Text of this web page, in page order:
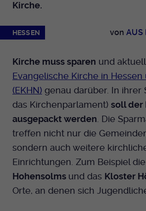
Kirche.
HESSEN vonAUS
Kirche muss sparen und
Evangelische Kirche in Hessen
(EKHN) genau darüber. In ihrer
das Kirchenparlament) soll der
ausgepackt werden . Die
treffen nicht nur die
sondern auch weitere
Einrichtungen. Zum Beispiel die
Hohensolms und das Kloster
Orte, an denen sich
Backend eingelogged
Name fe_typo_user
Anbieter EKHN
Laufzeit Ende der Sitzung
festzustellen ob ein
Frontend eingelogged
bearbeiten darf.
Laufzeit 13 Monate
Zweck Einzigartige Besucher
Name _pk_ses.424
Anbieter Medienhaus der EKHN
Laufzeit 30 Minuten
Zweck
Zur Speicherung
Reichweiten Analyse
Name _fbp
Anbieter Facebook Ireland
Laufzeit
Zweck Anzeigen / Ads
Cookie-Informationen
Youtube
Facebook
Instagram